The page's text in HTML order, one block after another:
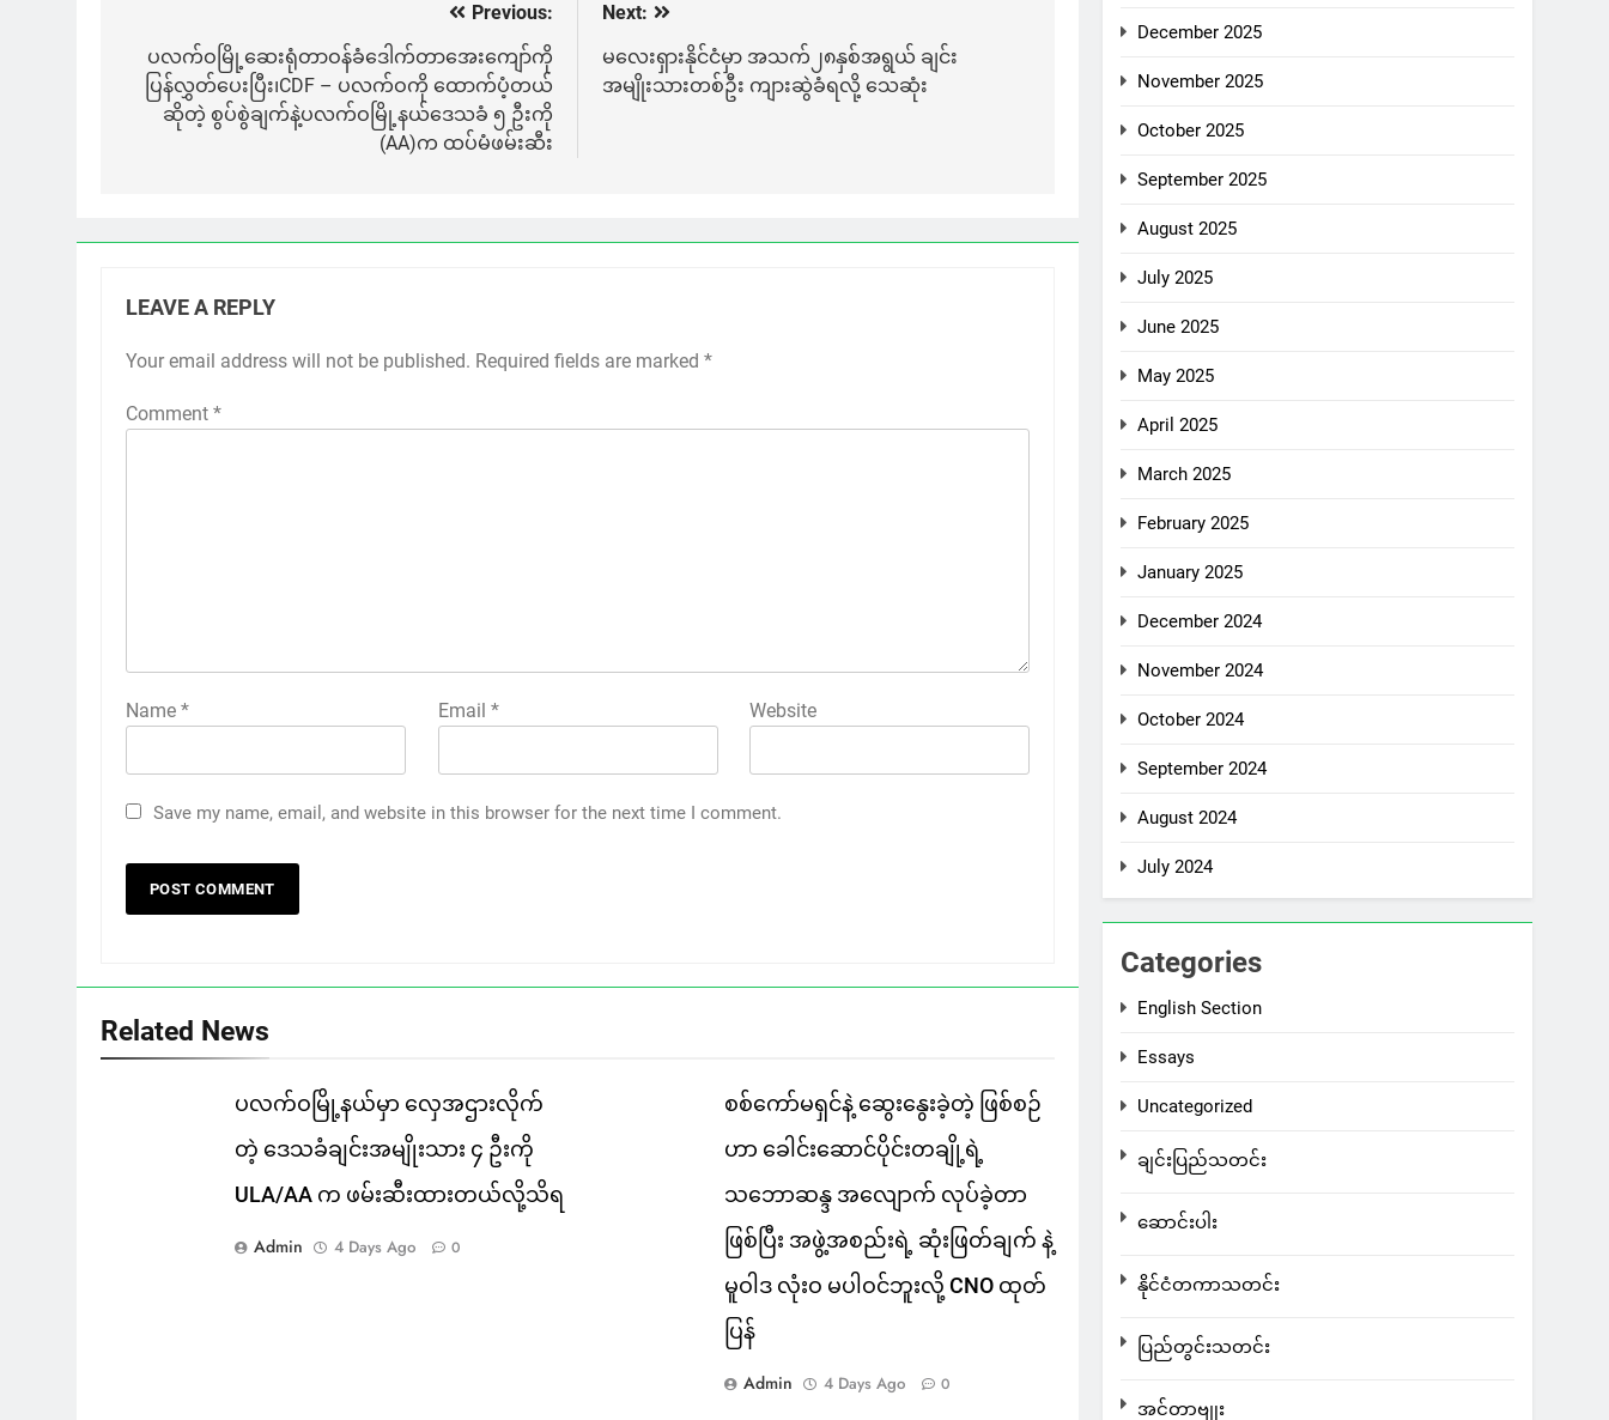
navigation
Previous:
ပလက်ဝမြို့ဆေးရုံတာဝန်ခံဒေါက်တာအေးကျော်ကို
ပြန်လွှတ်ပေးပြီး၊CDF – ပလက်ဝကို ထောက်ပံ့တယ်
ဆိုတဲ့ စွပ်စွဲချက်နဲ့ပလက်ဝမြို့နယ်ဒေသခံ ၅ ဦးကို
(AA)က ထပ်မံဖမ်းဆီး
Next:
မလေးရှားနိုင်ငံမှာ အသက်၂၈နှစ်အရွယ် ချင်း
အမျိုးသားတစ်ဦး ကျားဆွဲခံရလို့ သေဆုံး
LEAVE A REPLY
Your email address will not be published. Required fields are marked *
Comment *
Name * Email * Website
Save my name, email, and website in this browser for the next time I comment.
Related News
ပလက်ဝမြို့နယ်မှာ လှေအဌားလိုက်
တဲ့ ဒေသခံချင်းအမျိုးသား ၄ ဦးကို
ULA/AA က ဖမ်းဆီးထားတယ်လို့သိရ
Admin 4 Days Ago 0
စစ်ကော်မရှင်နဲ့ ဆွေးနွေးခဲ့တဲ့ ဖြစ်စဉ်
ဟာ ခေါင်းဆောင်ပိုင်းတချို့ရဲ့
သဘောဆန္ဒ အလျောက် လုပ်ခဲ့တာ
ဖြစ်ပြီး အဖွဲ့အစည်းရဲ့ ဆုံးဖြတ်ချက် နဲ့
မူဝါဒ လုံးဝ မပါဝင်ဘူးလို့ CNO ထုတ်
ပြန်
Admin 4 Days Ago 0
December 2025
November 2025
October 2025
September 2025
August 2025
July 2025
June 2025
May 2025
April 2025
March 2025
February 2025
January 2025
December 2024
November 2024
October 2024
September 2024
August 2024
July 2024
Categories
English Section
Essays
Uncategorized
ချင်းပြည်သတင်း
ဆောင်းပါး
နိုင်ငံတကာသတင်း
ပြည်တွင်းသတင်း
အင်တာဗျုး